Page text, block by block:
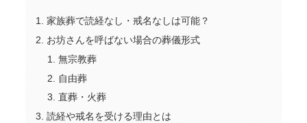
家族葬で読経なし・戒名なしは可能？
お坊さんを呼ばない場合の葬儀形式
無宗教葬
自由葬
直葬・火葬
読経や戒名を受ける理由とは